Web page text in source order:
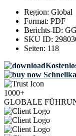
Region: Global
Format: PDF
Berichts-ID:
SKU ID:
Seiten: 118
1000+
GLOBALE